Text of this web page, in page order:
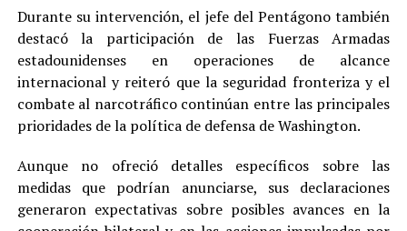
Durante su intervención, el jefe del Pentágono también
destacó la participación de las Fuerzas Armadas
estadounidenses en operaciones de alcance
internacional y reiteró que la seguridad fronteriza y el
combate al narcotráfico continúan entre las principales
prioridades de la política de defensa de Washington.
Aunque no ofreció detalles específicos sobre las
medidas que podrían anunciarse, sus declaraciones
generaron expectativas sobre posibles avances en la